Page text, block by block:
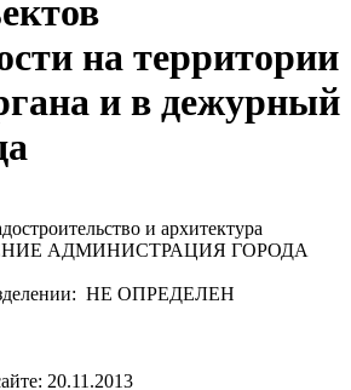
на территории
и в дежурный
и архитектура
АДМИНИСТРАЦИЯ ГОРОДА
НЕ ОПРЕДЕЛЕН
20.11.2013